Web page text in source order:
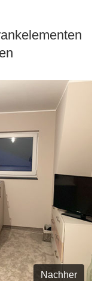
Nachher